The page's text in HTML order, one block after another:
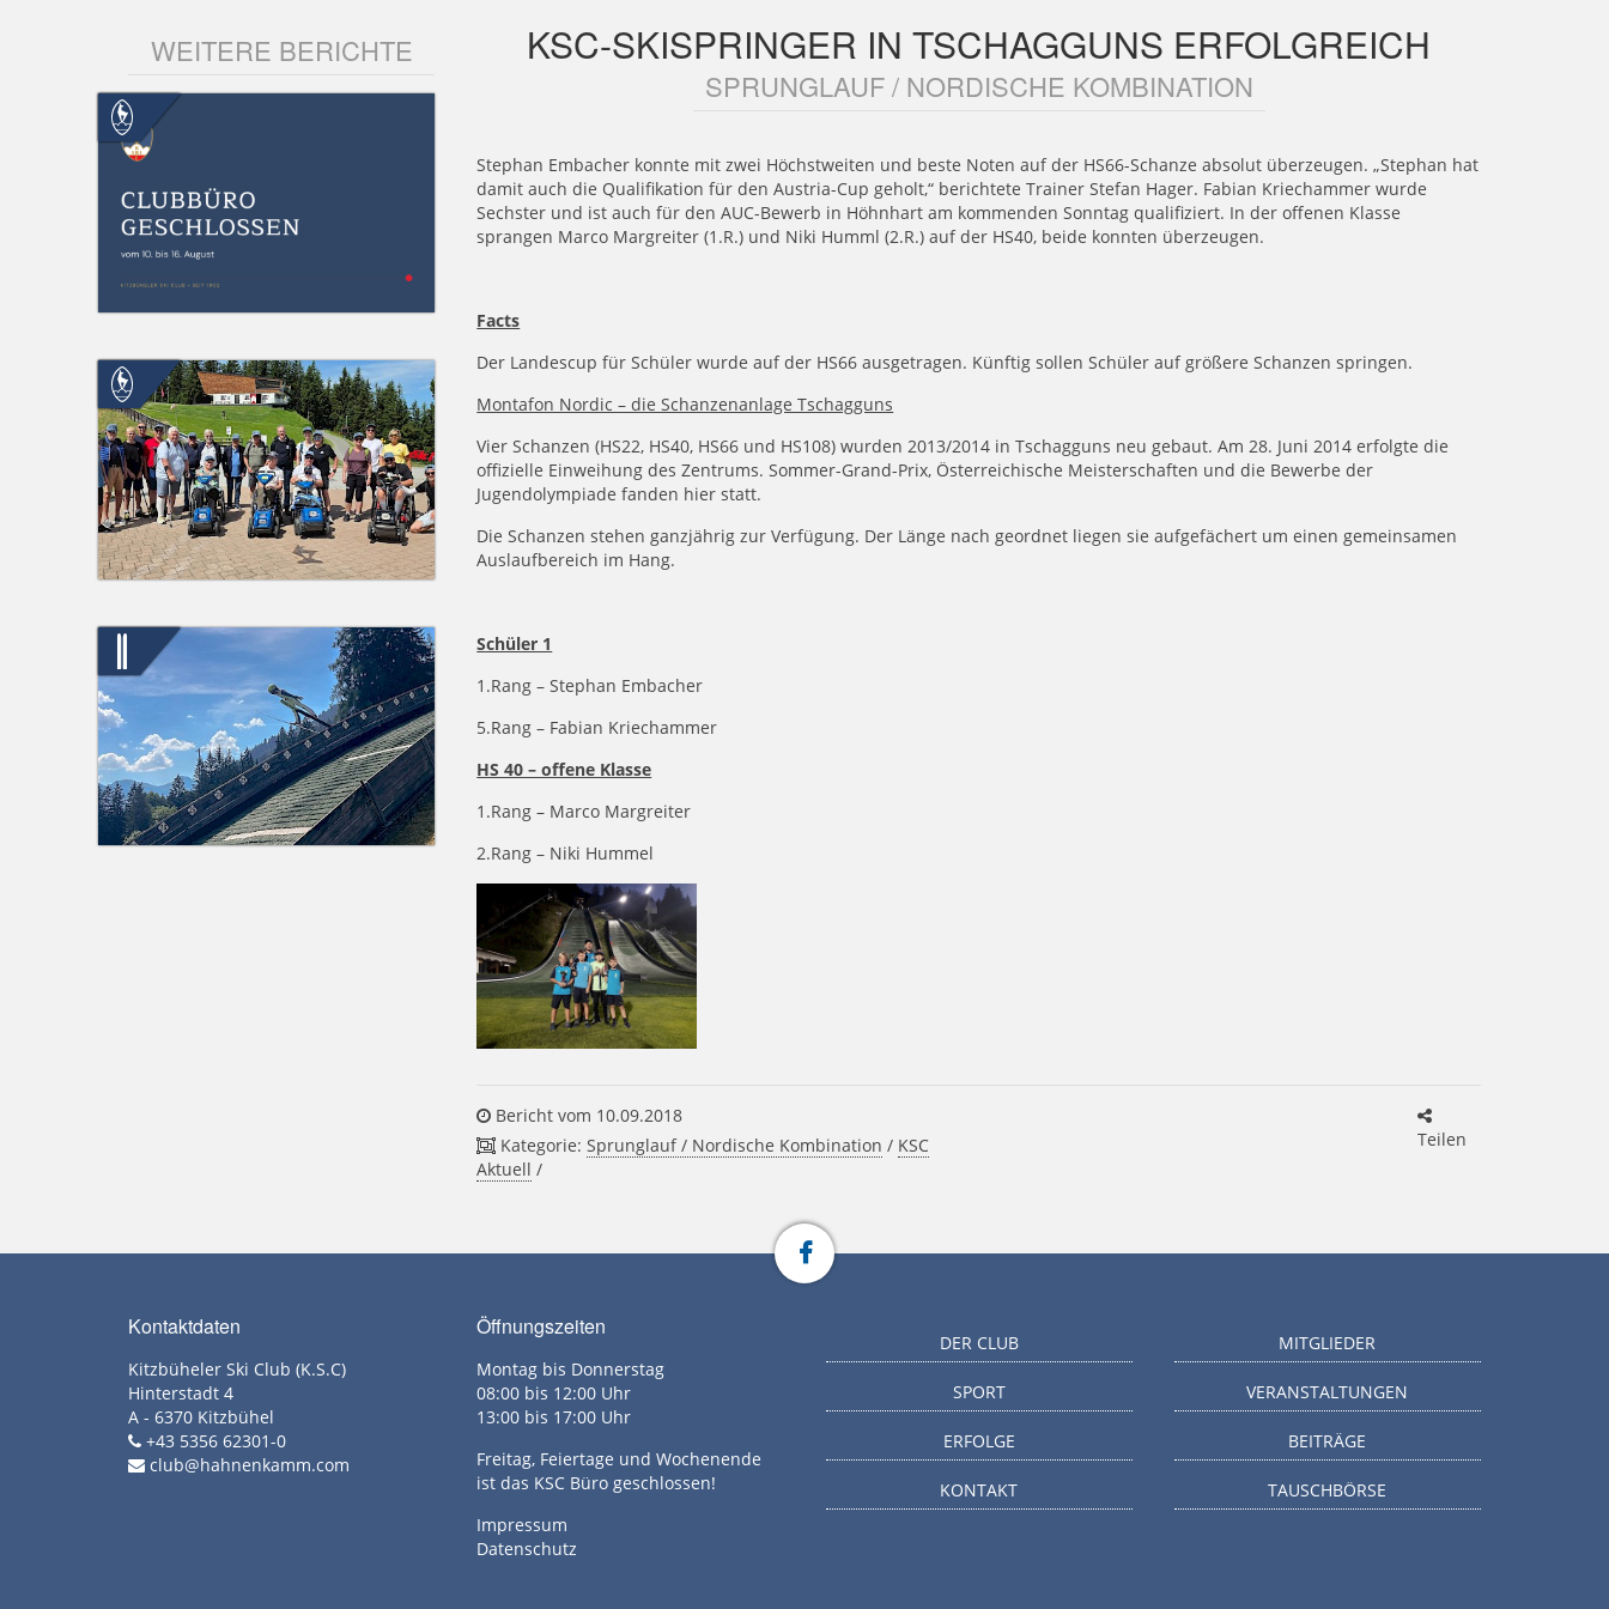
KSC-SKISPRINGER IN TSCHAGGUNS ERFOLGREICH
SPRUNGLAUF / NORDISCHE KOMBINATION
Stephan Embacher konnte mit zwei Höchstweiten und beste Noten auf der HS66-Schanze absolut überzeugen. „Stephan hat
damit auch die Qualifikation für den Austria-Cup geholt,“ berichtete Trainer Stefan Hager. Fabian Kriechammer wurde
Sechster und ist auch für den AUC-Bewerb in Höhnhart am kommenden Sonntag qualifiziert. In der offenen Klasse
sprangen Marco Margreiter (1.R.) und Niki Humml (2.R.) auf der HS40, beide konnten überzeugen.
Facts
Der Landescup für Schüler wurde auf der HS66 ausgetragen. Künftig sollen Schüler auf größere Schanzen springen.
Montafon Nordic – die Schanzenanlage Tschagguns
Vier Schanzen (HS22, HS40, HS66 und HS108) wurden 2013/2014 in Tschagguns neu gebaut. Am 28. Juni 2014 erfolgte die
offizielle Einweihung des Zentrums. Sommer-Grand-Prix, Österreichische Meisterschaften und die Bewerbe der
Jugendolympiade fanden hier statt.
Die Schanzen stehen ganzjährig zur Verfügung. Der Länge nach geordnet liegen sie aufgefächert um einen gemeinsamen
Auslaufbereich im Hang.
Schüler 1
1.Rang – Stephan Embacher
5.Rang – Fabian Kriechammer
HS 40 – offene Klasse
1.Rang – Marco Margreiter
2.Rang – Niki Hummel
Bericht vom 10.09.2018
Kategorie:Sprunglauf / Nordische Kombination / KSC
Aktuell /
Teilen
WEITERE BERICHTE
Kontaktdaten
Kitzbüheler Ski Club (K.S.C)
Hinterstadt 4
A - 6370 Kitzbühel
+43 5356 62301-0
club@hahnenkamm.com
Öffnungszeiten
Montag bis Donnerstag
08:00 bis 12:00 Uhr
13:00 bis 17:00 Uhr
Freitag, Feiertage und Wochenende
ist das KSC Büro geschlossen!
Impressum
Datenschutz
DER CLUB
SPORT
ERFOLGE
KONTAKT
MITGLIEDER
VERANSTALTUNGEN
BEITRÄGE
TAUSCHBÖRSE